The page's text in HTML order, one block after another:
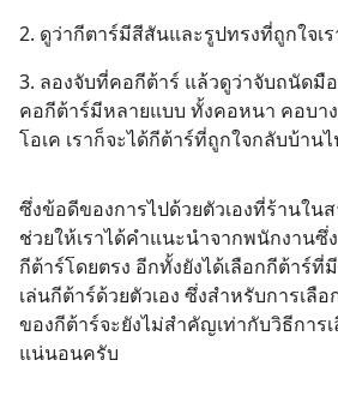
2. ดูว่ากีตาร์มีสีสันและรูปทรงที่ถูกใจเร
3. ลองจับที่คอกีต้าร์ แล้วดูว่าจับถนัดมือ
คอกีต้าร์มีหลายแบบ ทั้งคอหนา คอบา
โอเค เราก็จะได้กีต้าร์ที่ถูกใจกลับบ้าน
ซึ่งข้อดีของการไปด้วยตัวเองที่ร้านใน
ช่วยให้เราได้คำแนะนำจากพนักงานซึ่
กีต้าร์โดยตรง อีกทั้งยังได้เลือกกีต้าร์ที่
เล่นกีต้าร์ด้วยตัวเอง ซึ่งสำหรับการเลื
ของกีต้าร์จะยังไม่สำคัญเท่ากับวิธีการ
แน่นอนครับ